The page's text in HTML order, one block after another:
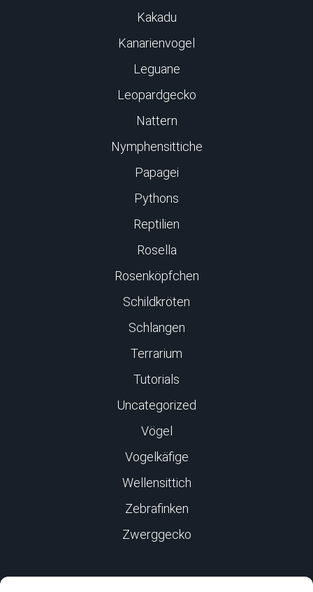
Kakadu
Kanarienvogel
Leguane
Leopardgecko
Nattern
Nymphensittiche
Papagei
Pythons
Reptilien
Rosella
Rosenköpfchen
Schildkröten
Schlangen
Terrarium
Tutorials
Uncategorized
Vögel
Vogelkäfige
Wellensittich
Zebrafinken
Zwerggecko